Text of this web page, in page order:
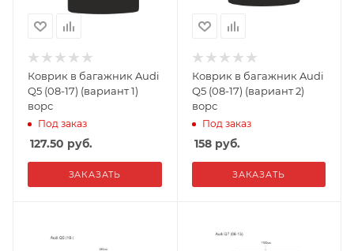
Коврик в багажник Audi
Q5 (08-17) (вариант 1)
ворс
Под заказ
127.50 руб.
ЗАКАЗАТЬ
Коврик в багажник Audi
Q5 (08-17) (вариант 2)
ворс
Под заказ
158руб.
ЗАКАЗАТЬ